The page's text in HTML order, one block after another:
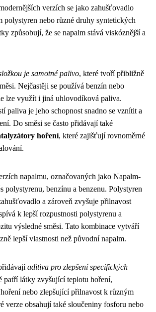
verzích se jako zahušťovadlo
polystyren nebo různé druhy syntetických
způsobují, že se napalm stává viskóznější a
je samotné palivo, které tvoří přibližně
Nejčastěji se používá benzín nebo
lze využít i jiná uhlovodíková paliva.
paliva je jeho schopnost snadno se vznítit a
Do směsi se často přidávají také
hoření, které zajišťují rovnoměrné
napalmu, označovaných jako Napalm-
polystyrenu, benzínu a benzenu. Polystyren
a zároveň zvyšuje přilnavost
k lepší rozpustnosti polystyrenu a
výsledné směsi. Tato kombinace vytváří
lepší vlastnosti než původní napalm.
aditiva pro zlepšení specifických
patří látky zvyšující teplotu hoření,
nebo zlepšující přilnavost k různým
verze obsahují také sloučeniny fosforu nebo